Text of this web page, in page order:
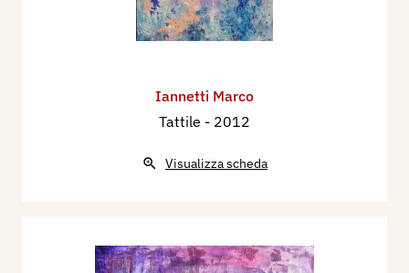
Iannetti Marco
Tattile - 2012
Visualizza scheda